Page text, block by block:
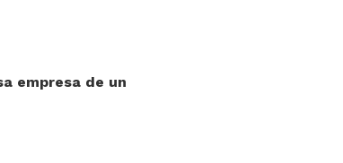
empresa de un